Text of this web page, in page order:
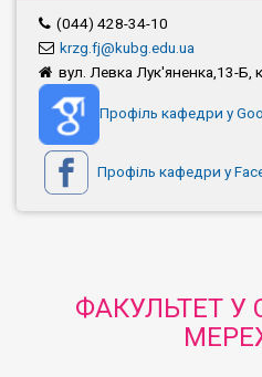
(044) 428-34-10
krzg.fj@kubg.edu.ua
вул. Левка Лук'яненка,13-Б,
Профіль кафедри у
Профіль кафедри у
ФАКУЛЬТЕТ У